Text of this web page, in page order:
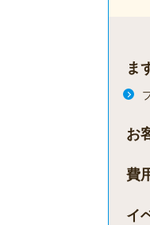
ま
お
費
イ